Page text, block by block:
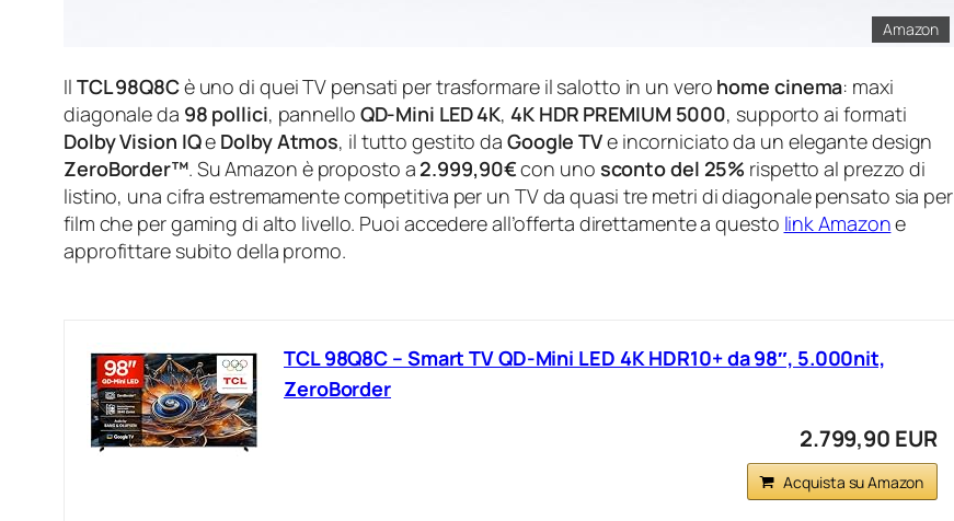
Amazon
Il TCL 98Q8Cè uno di quei TV pensati per trasformare il salotto in un vero home cinema: maxi
diagonale da 98 pollici, pannello QD‑Mini LED 4K, 4K HDR PREMIUM 5000, supporto ai formati
Dolby Vision IQe Dolby Atmos, il tutto gestito da Google TVe incorniciato da un elegante design
ZeroBorder™. Su Amazon è proposto a 2.999,90€con uno sconto del 25% rispetto al prezzo di
listino, una cifra estremamente competitiva per un TV da quasi tre metri di diagonale pensato sia per
film che per gaming di alto livello. Puoi accedere all’offerta direttamente a questo link Amazone
approfittare subito della promo.
TCL 98Q8C – Smart TV QD‑Mini LED 4K HDR10+ da 98″, 5.000nit,
ZeroBorder
2.799,90 EUR
Acquista su Amazon